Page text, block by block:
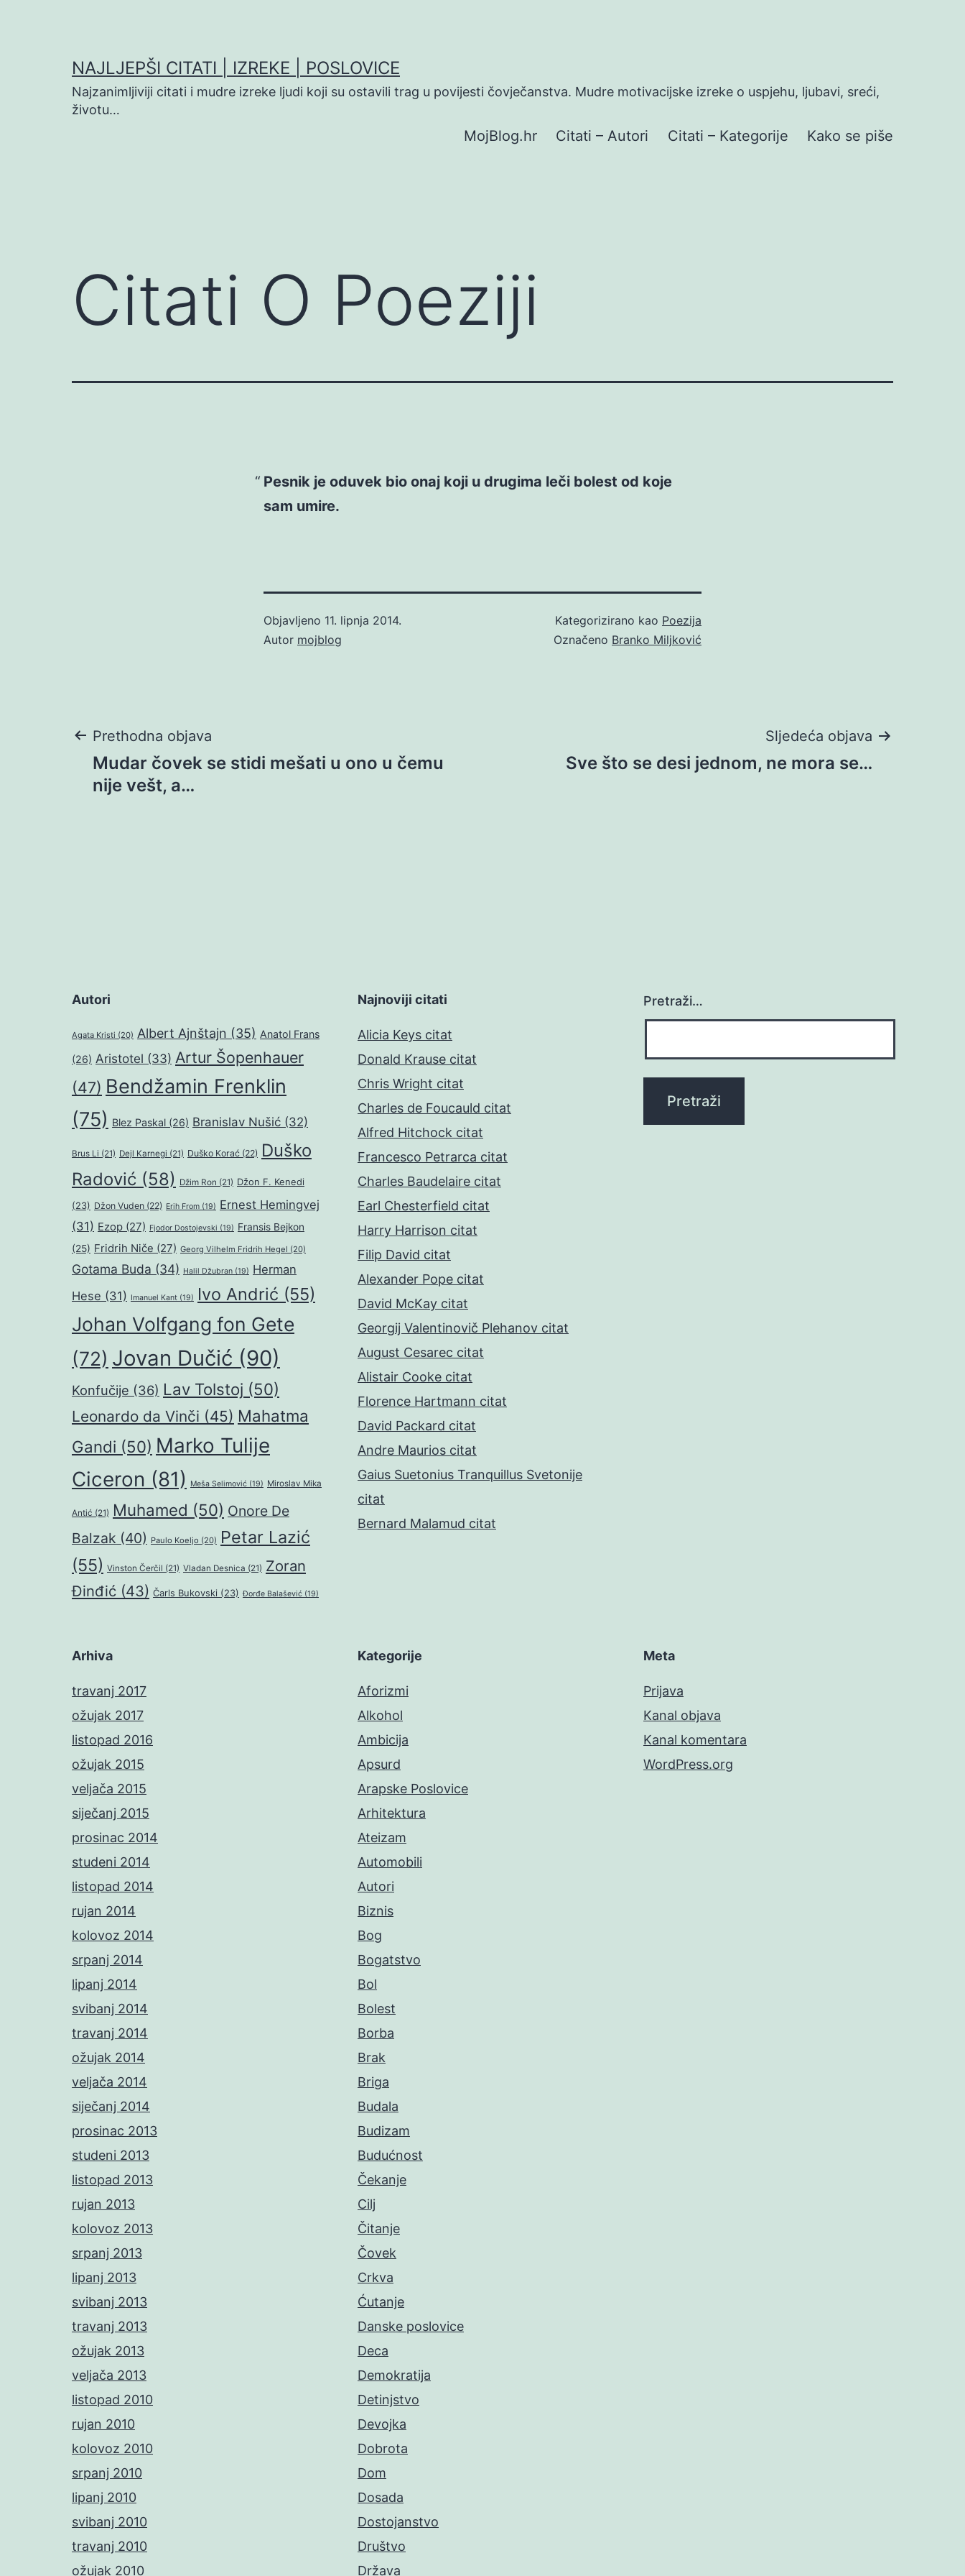
NAJLJEPŠI CITATI | IZREKE | POSLOVICE
Najzanimljiviji citati i mudre izreke ljudi koji su ostavili trag u povijesti čovječanstva. Mudre motivacijske izreke o uspjehu, ljubavi, sreći,
životu…
MojBlog.hr Citati – Autori Citati – Kategorije Kako se piše
Citati O Poeziji
Pesnik je oduvek bio onaj koji u drugima leči bolest od koje
sam umire.
Objavljeno 11. lipnja 2014.
Autor mojblog
Kategorizirano kao Poezija
Označeno Branko Miljković
Navigacija
objava
Prethodna objava
Mudar čovek se stidi mešati u ono u čemu
nije vešt, a…
Sljedeća objava
Sve što se desi jednom, ne mora se…
Autori
Agata Kristi (20) Albert Ajnštajn (35) Anatol Frans
(26) Aristotel (33) Artur Šopenhauer
(47) Bendžamin Frenklin
(75) Blez Paskal (26) Branislav Nušić (32)
Brus Li (21) Dejl Karnegi (21) Duško Korać (22) Duško
Radović (58) Džim Ron (21) Džon F. Kenedi
(23) Džon Vuden (22) Erih From (19) Ernest Hemingvej
(31) Ezop (27) Fjodor Dostojevski (19) Fransis Bejkon
(25) Fridrih Niče (27) Georg Vilhelm Fridrih Hegel (20)
Gotama Buda (34) Halil Džubran (19) Herman
Hese (31) Imanuel Kant (19) Ivo Andrić (55)
Johan Volfgang fon Gete
(72) Jovan Dučić (90)
Konfučije (36) Lav Tolstoj (50)
Leonardo da Vinči (45) Mahatma
Gandi (50) Marko Tulije
Ciceron (81) Meša Selimović (19) Miroslav Mika
Antić (21) Muhamed (50) Onore De
Balzak (40) Paulo Koeljo (20) Petar Lazić
(55) Vinston Čerčil (21) Vladan Desnica (21) Zoran
Đinđić (43) Čarls Bukovski (23) Đorđe Balašević (19)
Najnoviji citati
Alicia Keys citat
Donald Krause citat
Chris Wright citat
Charles de Foucauld citat
Alfred Hitchock citat
Francesco Petrarca citat
Charles Baudelaire citat
Earl Chesterfield citat
Harry Harrison citat
Filip David citat
Alexander Pope citat
David McKay citat
Georgij Valentinovič Plehanov citat
August Cesarec citat
Alistair Cooke citat
Florence Hartmann citat
David Packard citat
Andre Maurios citat
Gaius Suetonius Tranquillus Svetonije
citat
Bernard Malamud citat
Pretraži…
Arhiva
travanj 2017
ožujak 2017
listopad 2016
ožujak 2015
veljača 2015
siječanj 2015
prosinac 2014
studeni 2014
listopad 2014
rujan 2014
kolovoz 2014
srpanj 2014
lipanj 2014
svibanj 2014
travanj 2014
ožujak 2014
veljača 2014
siječanj 2014
prosinac 2013
studeni 2013
listopad 2013
rujan 2013
kolovoz 2013
srpanj 2013
lipanj 2013
svibanj 2013
travanj 2013
ožujak 2013
veljača 2013
listopad 2010
rujan 2010
kolovoz 2010
srpanj 2010
lipanj 2010
svibanj 2010
travanj 2010
ožujak 2010
Kategorije
Aforizmi
Alkohol
Ambicija
Apsurd
Arapske Poslovice
Arhitektura
Ateizam
Automobili
Autori
Biznis
Bog
Bogatstvo
Bol
Bolest
Borba
Brak
Briga
Budala
Budizam
Budućnost
Čekanje
Cilj
Čitanje
Čovek
Crkva
Ćutanje
Danske poslovice
Deca
Demokratija
Detinjstvo
Devojka
Dobrota
Dom
Dosada
Dostojanstvo
Društvo
Država
Meta
Prijava
Kanal objava
Kanal komentara
WordPress.org